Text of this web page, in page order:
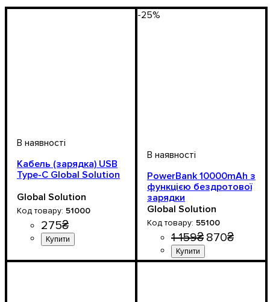
Кабель (зарядка) USВ
Type-C Global Solution
Global Solution
51000
275₴
-25%
PowerBank 10000mAh з
функцією бездротової
зарядки
Global Solution
55100
1 159₴ 870₴